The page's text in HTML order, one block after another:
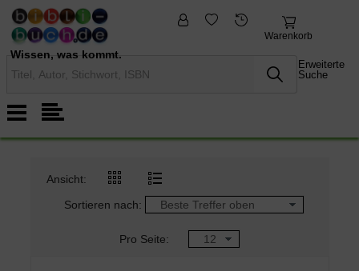
Wissen, was kommt.
Warenkorb
Erweiterte
Suche
fremdsprachige
Bücher
Ansicht:
Sortieren nach:
Pro Seite: